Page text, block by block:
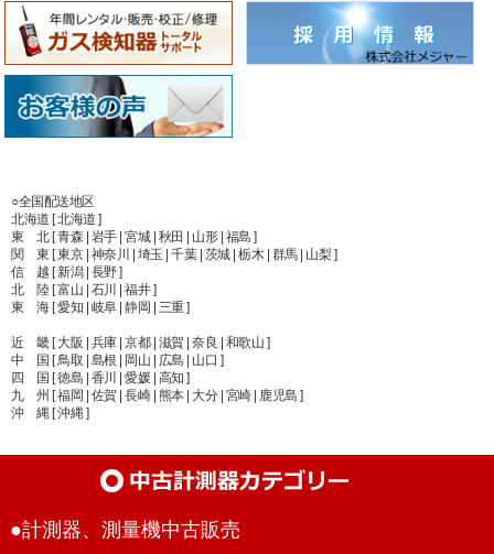
○全国配送地区
北海道 [ 北海道 ]
東 北 [ 青森 | 岩手 | 宮城 | 秋田 | 山形 | 福島 ]
関 東 [ 東京 | 神奈川 | 埼玉 | 千葉 | 茨城 | 栃木 | 群馬 | 山梨 ]
信 越 [ 新潟 | 長野 ]
北 陸 [ 富山 | 石川 | 福井 ]
東 海 [ 愛知 | 岐阜 | 静岡 | 三重 ]
近 畿 [ 大阪 | 兵庫 | 京都 | 滋賀 | 奈良 | 和歌山 ]
中 国 [ 鳥取 | 島根 | 岡山 | 広島 | 山口 ]
四 国 [ 徳島 | 香川 | 愛媛 | 高知 ]
九 州 [ 福岡 | 佐賀 | 長崎 | 熊本 | 大分 | 宮崎 | 鹿児島 ]
沖 縄 [ 沖縄 ]
●計測器、測量機中古販売